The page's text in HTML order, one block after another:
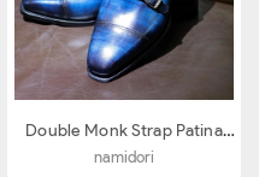
Double Monk Strap Patina
Blue
namidori